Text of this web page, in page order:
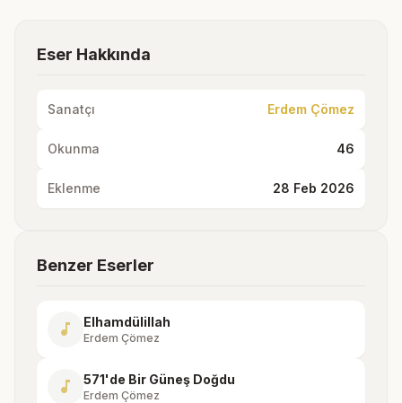
Eser Hakkında
Sanatçı Erdem Çömez
Okunma 46
Eklenme 28 Feb 2026
Benzer Eserler
music_note Elhamdülillah
Erdem Çömez
music_note 571'de Bir Güneş Doğdu
Erdem Çömez